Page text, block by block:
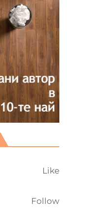
Like
Follow